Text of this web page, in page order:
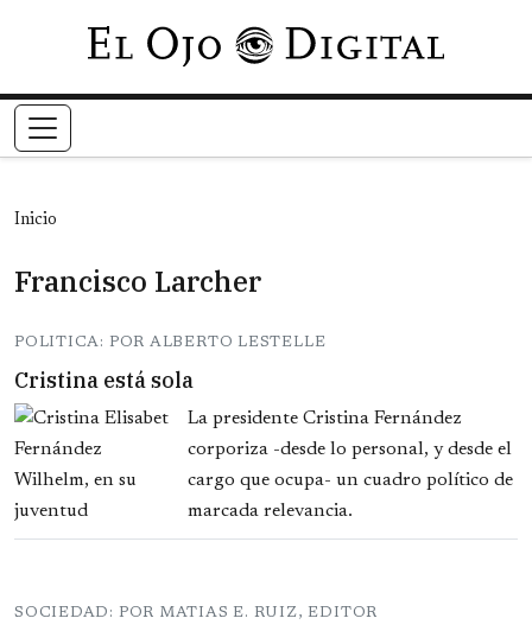
Pasar al contenido principal
Inicio
Francisco Larcher
POLITICA: POR ALBERTO LESTELLE
Cristina está sola
La presidente Cristina Fernández
corporiza -desde lo personal, y desde el
cargo que ocupa- un cuadro político de
marcada relevancia.
SOCIEDAD: POR MATIAS E. RUIZ, EDITOR